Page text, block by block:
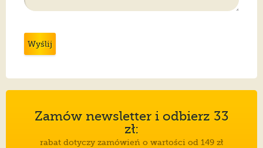
Wyślij
Zamów newsletter i odbierz 33
zł:
rabat dotyczy zamówień o wartości od 149 zł